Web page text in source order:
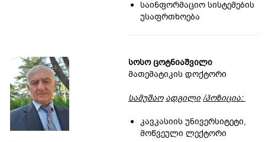
საინფორმაციო სისტემების
უსაფრთხოება
სოსო ცოტნიაშვილი
მათემატიკის დოქტორი
სამუშაო ადგილი /პოზიცია:
კავკასიის უნივერსიტეტი,
მოწვეული ლექტორი